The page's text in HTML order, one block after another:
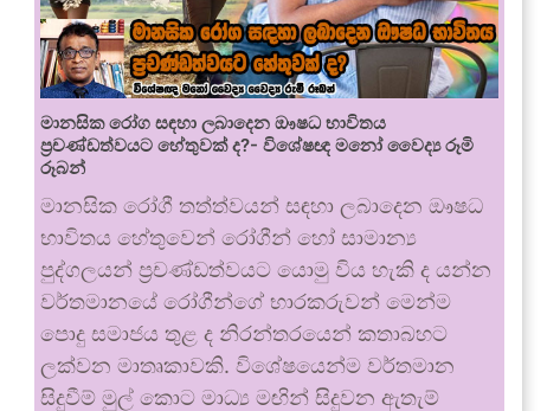
මානසික රෝග සඳහා ලබාදෙන ඖෂධ භාවිතය
ප්‍රචණ්ඩත්වයට හේතුවක් ද?- විශේෂඥ මනෝ වෛද්‍ය රූමි
රූබන්
මානසික රෝගී තත්ත්වයන් සඳහා ලබාදෙන ඖෂධ
භාවිතය හේතුවෙන් රෝගීන් හෝ සාමාන්‍ය
පුද්ගලයන් ප්‍රචණ්ඩත්වයට යොමු විය හැකි ද යන්න
වර්තමානයේ රෝගීන්ගේ භාරකරුවන් මෙන්ම
පොදු සමාජය තුළ ද නිරන්තරයෙන් කතාබහට
ලක්වන මාතෘකාවකි. විශේෂයෙන්ම වර්තමාන
සිදුවීම් මුල් කොට මාධ්‍ය මඟින් සිදුවන ඇතැම්